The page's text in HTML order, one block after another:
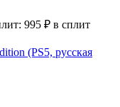
995 ₽ в сплит
(PS5, русская